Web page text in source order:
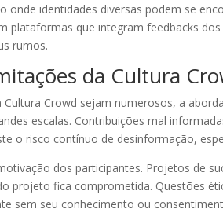
onde identidades diversas podem se
plataformas que integram feedbacks
rumos.
da Cultura
Crowd sejam numerosos, a
escalas. Contribuições mal
o risco contínuo de desinformação,
dos participantes. Projetos de
projeto fica comprometida. Questões
sem seu conhecimento ou